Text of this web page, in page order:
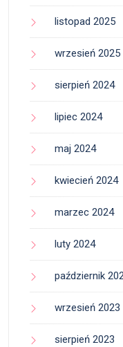
listopad 2025
wrzesień 2025
sierpień 2024
lipiec 2024
maj 2024
kwiecień 2024
marzec 2024
luty 2024
październik
wrzesień 2023
sierpień 2023